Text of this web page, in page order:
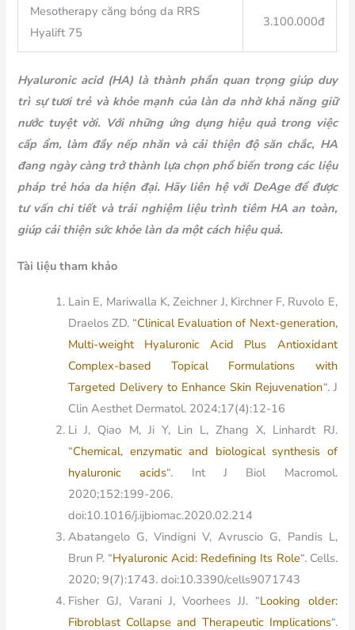
Mesotherapy căng bóng da RRS
Hyalift 75
3.100.000đ
Hyaluronic acid (HA) là thành phần quan trọng giúp duy
trì sự tươi trẻ và khỏe mạnh của làn da nhờ khả năng giữ
nước tuyệt vời. Với những ứng dụng hiệu quả trong việc
cấp ẩm, làm đầy nếp nhăn và cải thiện độ săn chắc, HA
đang ngày càng trở thành lựa chọn phổ biến trong các liệu
pháp trẻ hóa da hiện đại. Hãy liên hệ với DeAge để được
tư vấn chi tiết và trải nghiệm liệu trình tiêm HA an toàn,
giúp cải thiện sức khỏe làn da một cách hiệu quả.
Tài liệu tham khảo
Lain E, Mariwalla K, Zeichner J, Kirchner F, Ruvolo E,
Draelos ZD. “Clinical Evaluation of Next-generation,
Multi-weight Hyaluronic Acid Plus Antioxidant
Complex-based Topical Formulations with
Targeted Delivery to Enhance Skin Rejuvenation“. J
Clin Aesthet Dermatol. 2024;17(4):12-16
Li J, Qiao M, Ji Y, Lin L, Zhang X, Linhardt RJ.
“Chemical, enzymatic and biological synthesis of
hyaluronic acids“. Int J Biol Macromol.
2020;152:199-206.
doi:10.1016/j.ijbiomac.2020.02.214
Abatangelo G, Vindigni V, Avruscio G, Pandis L,
Brun P. “Hyaluronic Acid: Redefining Its Role“. Cells.
2020; 9(7):1743. doi:10.3390/cells9071743
Fisher GJ, Varani J, Voorhees JJ. “Looking older:
Fibroblast Collapse and Therapeutic Implications“.